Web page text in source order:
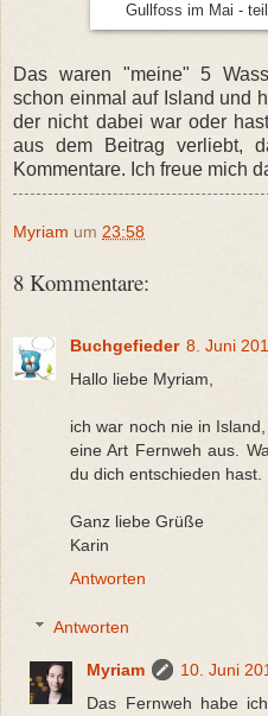
Gullfoss im Mai -
Das waren "meine" 5
schon einmal auf Island und
der nicht dabei war oder
aus dem Beitrag verliebt,
Kommentare. Ich freue mich
Myriam um 23:58
8 Kommentare:
Buchgefieder 8. Juni
Hallo liebe Myriam,
ich war noch nie in
eine Art Fernweh aus.
du dich entschieden hast.
Ganz liebe Grüße
Karin
Antworten
Antworten
Myriam
10. Juni
Das Fernweh habe